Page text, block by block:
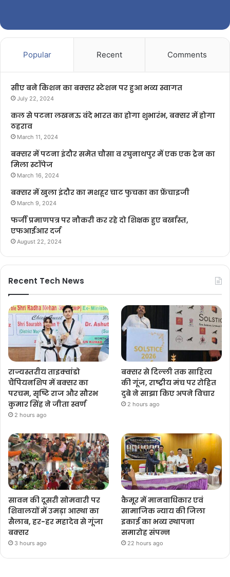
Popular Recent Comments
सीए बने किशन का बक्सर स्टेशन पर हुआ भव्य स्वागत
July 22, 2024
कल से पटना लखनऊ वंदे भारत का होगा शुभारंभ, बक्सर में होगा
ठहराव
March 11, 2024
बक्सर में पटना इंदौर समेत चौसा व रघुनाथपुर में एक एक ट्रेन का
मिला स्टॉपेज
March 16, 2024
बक्सर में खुला इंदौर का मशहूर चाट फुचका का फ्रेंचाइजी
March 9, 2024
फर्जी प्रमाणपत्र पर नौकरी कर रहे दो शिक्षक हुए बर्खास्त,
एफआईआर दर्ज
August 22, 2024
Recent Tech News
राज्यस्तरीय ताइक्वांडो
चैंपियनशिप में बक्सर का
परचम, सृष्टि राज और सौरभ
कुमार सिंह ने जीता स्वर्ण
2 hours ago
बक्सर से दिल्ली तक साहित्य
की गूंज, राष्ट्रीय मंच पर रोहित
दुबे ने साझा किए अपने विचार
2 hours ago
सावन की दूसरी सोमवारी पर
शिवालयों में उमड़ा आस्था का
सैलाब, हर-हर महादेव से गूंजा
बक्सर
3 hours ago
कैमूर में मानवाधिकार एवं
सामाजिक न्याय की जिला
इकाई का भव्य स्थापना
समारोह संपन्न
22 hours ago